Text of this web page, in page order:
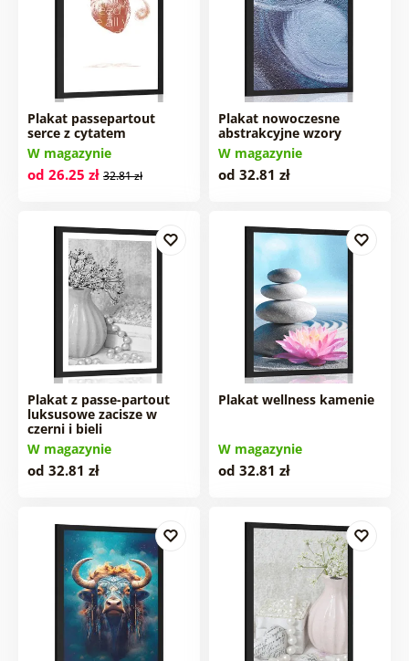
Plakat passepartout
serce z cytatem
W magazynie
od 26.25 zł 32.81 zł
Plakat nowoczesne
abstrakcyjne wzory
W magazynie
od 32.81 zł
Plakat z passe-partout
luksusowe zacisze w
czerni i bieli
W magazynie
od 32.81 zł
Plakat wellness kamenie
W magazynie
od 32.81 zł